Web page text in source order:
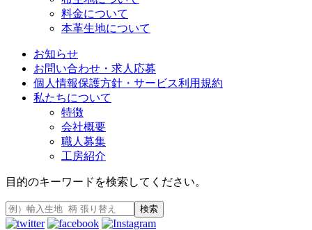
料金について
本革生地について
お知らせ
お問い合わせ・求人応募
個人情報保護方針・サービス利用規約
私たちについて
特徴
会社概要
職人募集
工房紹介
目的のキーワードを検索してください。
検索